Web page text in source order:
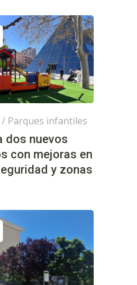
/ Parques infantiles
dos nuevos
con mejoras en
y zonas